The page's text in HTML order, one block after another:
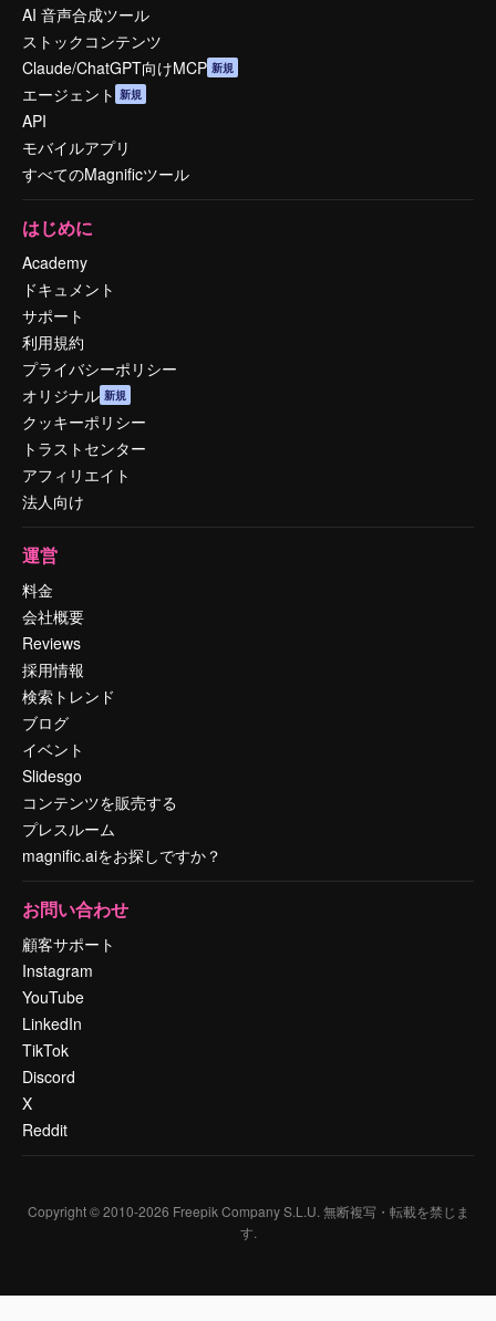
AI 音声合成ツール
ストックコンテンツ
Claude/ChatGPT向けMCP 新規
エージェント 新規
API
モバイルアプリ
すべてのMagnificツール
はじめに
Academy
ドキュメント
サポート
利用規約
プライバシーポリシー
オリジナル 新規
クッキーポリシー
トラストセンター
アフィリエイト
法人向け
運営
料金
会社概要
Reviews
採用情報
検索トレンド
ブログ
イベント
Slidesgo
コンテンツを販売する
プレスルーム
magnific.aiをお探しですか？
お問い合わせ
顧客サポート
Instagram
YouTube
LinkedIn
TikTok
Discord
X
Reddit
Copyright © 2010-2026 Freepik Company S.L.U. 無断複写・転載を禁じま
す.